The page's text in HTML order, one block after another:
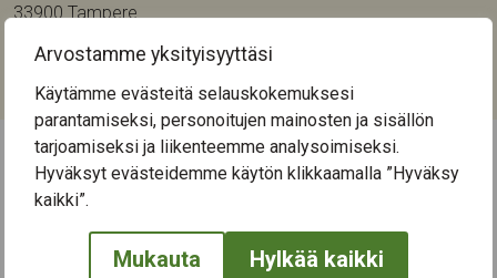
Arvostamme yksityisyyttäsi
Käytämme evästeitä selauskokemuksesi
parantamiseksi, personoitujen mainosten ja sisällön
tarjoamiseksi ja liikenteemme analysoimiseksi.
Hyväksyt evästeidemme käytön klikkaamalla ”Hyväksy
kaikki”.
Mukauta Hylkää kaikki
33900 Tampere
Kategoriat:
Liikunta
← Näytä kaikki tapahtumat